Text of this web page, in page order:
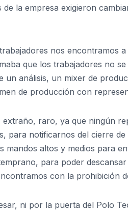
de la empresa exigieron
nos encontramos
que los trabajadores no
un análisis, un mixer de
de producción con
extraño, raro, ya que ningún
para notificarnos del cierre
mandos altos y medios para
para poder
con la prohibición
ni por la puerta del Polo